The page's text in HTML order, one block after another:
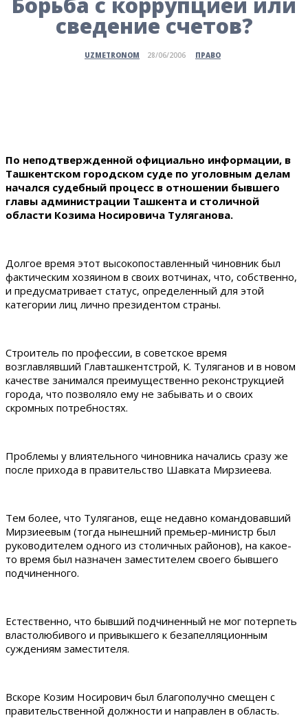
сведение счетов?
UZMETRONOM 28/06/2006 ПРАВО
По неподтвержденной официально информации, в
Ташкентском городском суде по уголовным делам
начался судебный процесс в отношении бывшего
главы администрации Ташкента и столичной
области Козима Носировича Туляганова.
Долгое время этот высокопоставленный чиновник был
фактическим хозяином в своих вотчинах, что, собственно,
и предусматривает статус, определенный для этой
категории лиц лично президентом страны.
Строитель по профессии, в советское время
возглавлявший Главташкентстрой, К. Туляганов и в новом
качестве занимался преимущественно реконструкцией
города, что позволяло ему не забывать и о своих
скромных потребностях.
Проблемы у влиятельного чиновника начались сразу же
после прихода в правительство Шавката Мирзиеева.
Тем более, что Туляганов, еще недавно командовавший
Мирзиеевым (тогда нынешний премьер-министр был
руководителем одного из столичных районов), на какое-
то время был назначен заместителем своего бывшего
подчиненного.
Естественно, что бывший подчиненный не мог потерпеть
властолюбивого и привыкшего к безапелляционным
суждениям заместителя.
Вскоре Козим Носирович был благополучно смещен с
правительственной должности и направлен в область.